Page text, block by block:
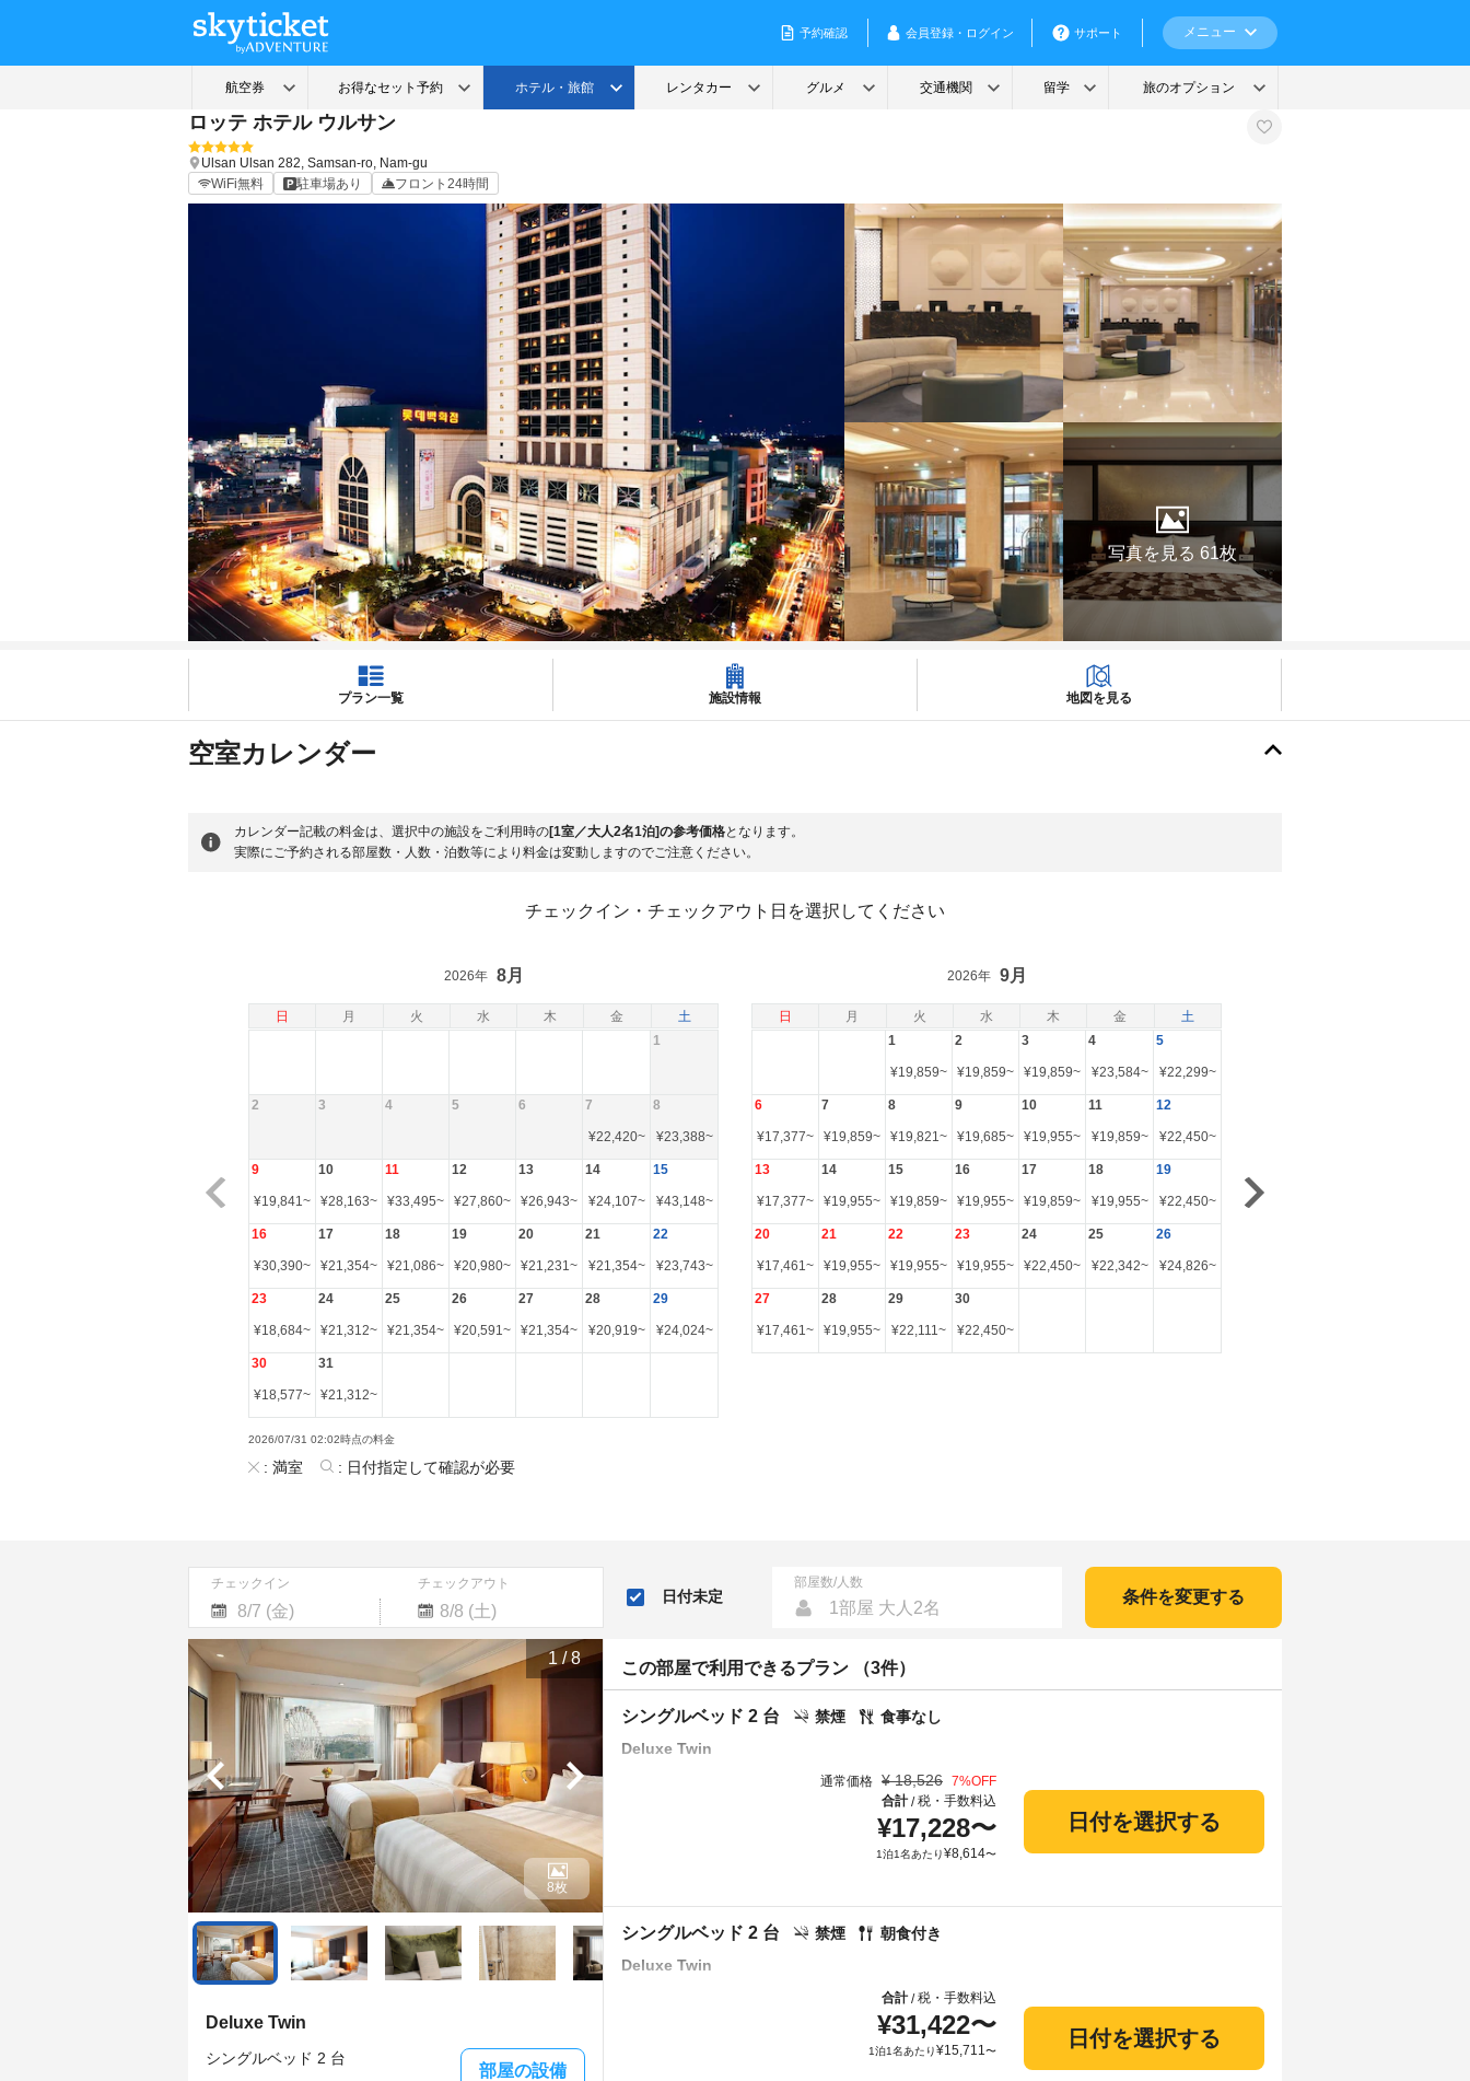
ロッテ ホテル ウルサン
Ulsan Ulsan 282, Samsan-ro, Nam-gu
WiFi無料
駐車場あり フロント24時間
写真を見る 61枚
プラン一覧 施設情報 地図を見る
空室カレンダー
カレンダー記載の料金は、選択中の施設をご利用時の[1室／大人2名1泊]の参考価格となります。
実際にご予約される部屋数・人数・泊数等により料金は変動しますのでご注意ください。
チェックイン・チェックアウト日を選択してください
日 月 火 水 木 金 土 日 月 火 水 木 金 土
2026年 8月
1
2 3 4 5 6 7
¥22,420~
8
¥23,388~
9
¥19,841~
10
¥28,163~
11
¥33,495~
12
¥27,860~
13
¥26,943~
14
¥24,107~
15
¥43,148~
16
¥30,390~
17
¥21,354~
18
¥21,086~
19
¥20,980~
20
¥21,231~
21
¥21,354~
22
¥23,743~
23
¥18,684~
24
¥21,312~
25
¥21,354~
26
¥20,591~
27
¥21,354~
28
¥20,919~
29
¥24,024~
30
¥18,577~
31
¥21,312~
2026年 9月
1
¥19,859~
2
¥19,859~
3
¥19,859~
4
¥23,584~
5
¥22,299~
6
¥17,377~
7
¥19,859~
8
¥19,821~
9
¥19,685~
10
¥19,955~
11
¥19,859~
12
¥22,450~
13
¥17,377~
14
¥19,955~
15
¥19,859~
16
¥19,955~
17
¥19,859~
18
¥19,955~
19
¥22,450~
20
¥17,461~
21
¥19,955~
22
¥19,955~
23
¥19,955~
24
¥22,450~
25
¥22,342~
26
¥24,826~
27
¥17,461~
28
¥19,955~
29
¥22,111~
30
¥22,450~
2026/07/31 02:02時点の料金
: 満室 : 日付指定して確認が必要
チェックイン チェックアウト
Navigate
forward
to
interact
calendar
and
select
date.
Press
the
question
mark
key
to
get
the
shortcuts
changing
Navigate
backward
interact
with
the
calendar
and
select
a
date.
Press
the
question
mark
key
to
get
changing
日付未定
部屋数/人数
1部屋 大人2名
条件を変更する
1 /8
Deluxe Twin
シングルベッド 2 台
部屋の設備
8枚
この部屋で利用できるプラン （3件）
Deluxe Twin
禁煙 食事なし
シングルベッド 2 台
通常価格 ¥ 18,526 7%OFF
合計/税・手数料込
¥17,228〜
1泊1名あたり¥8,614〜
日付を選択する
Deluxe Twin
禁煙 朝食付き
シングルベッド 2 台
合計/税・手数料込
¥31,422〜
1泊1名あたり¥15,711〜
日付を選択する